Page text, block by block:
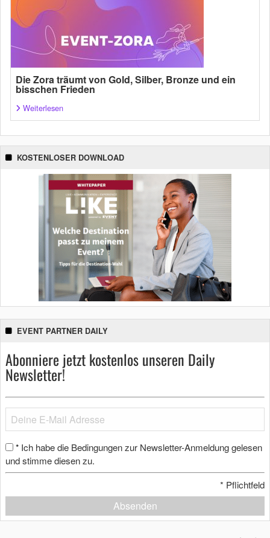
Die Zora träumt von Gold, Silber, Bronze und ein
bisschen Frieden
Weiterlesen
KOSTENLOSER DOWNLOAD
EVENT PARTNER DAILY
Abonniere jetzt kostenlos unseren Daily
Newsletter!
* Ich habe die Bedingungen zur Newsletter-Anmeldung gelesen
und stimme diesen zu.
* Pflichtfeld
Absenden